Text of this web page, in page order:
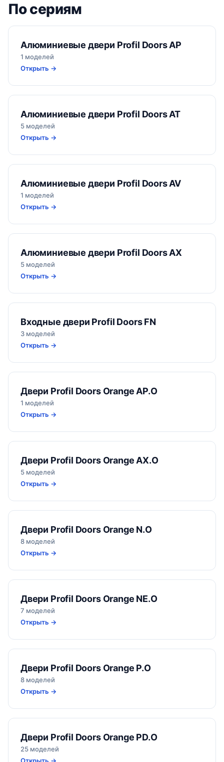
По сериям
Алюминиевые двери Profil Doors AP
1 моделей
Открыть →
Алюминиевые двери Profil Doors AT
5 моделей
Открыть →
Алюминиевые двери Profil Doors AV
1 моделей
Открыть →
Алюминиевые двери Profil Doors AX
5 моделей
Открыть →
Входные двери Profil Doors FN
3 моделей
Открыть →
Двери Profil Doors Orange AP.O
1 моделей
Открыть →
Двери Profil Doors Orange AX.O
5 моделей
Открыть →
Двери Profil Doors Orange N.O
8 моделей
Открыть →
Двери Profil Doors Orange NE.O
7 моделей
Открыть →
Двери Profil Doors Orange P.O
8 моделей
Открыть →
Двери Profil Doors Orange PD.O
25 моделей